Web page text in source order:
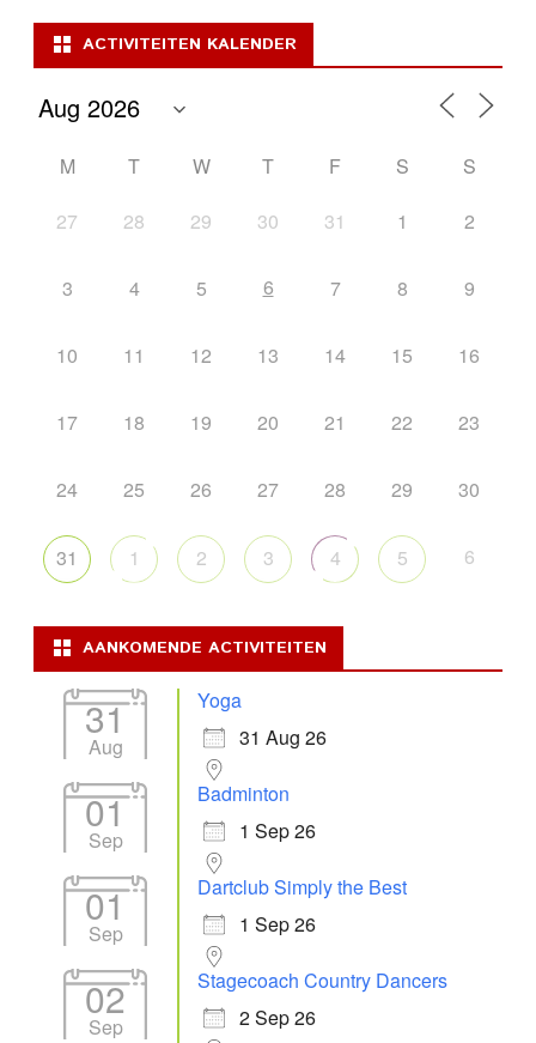
ACTIVITEITEN KALENDER
M T W T F S
S
27
28 29 30 31 1 2
3 4 5 6 7 8 9
10 11 12 13 14 15 16
17 18 19 20 21 22 23
24 25 26 27 28 29 30
31 1 2 3 4 5 6
AANKOMENDE ACTIVITEITEN
31
Aug
Yoga
31 Aug 26
01
Sep
Badminton
1 Sep 26
01
Sep
Dartclub Simply the Best
1 Sep 26
02
Sep
Stagecoach Country Dancers
2 Sep 26